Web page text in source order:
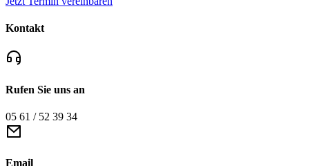
Kontakt
Rufen Sie uns an
05 61 / 52 39 34
Email